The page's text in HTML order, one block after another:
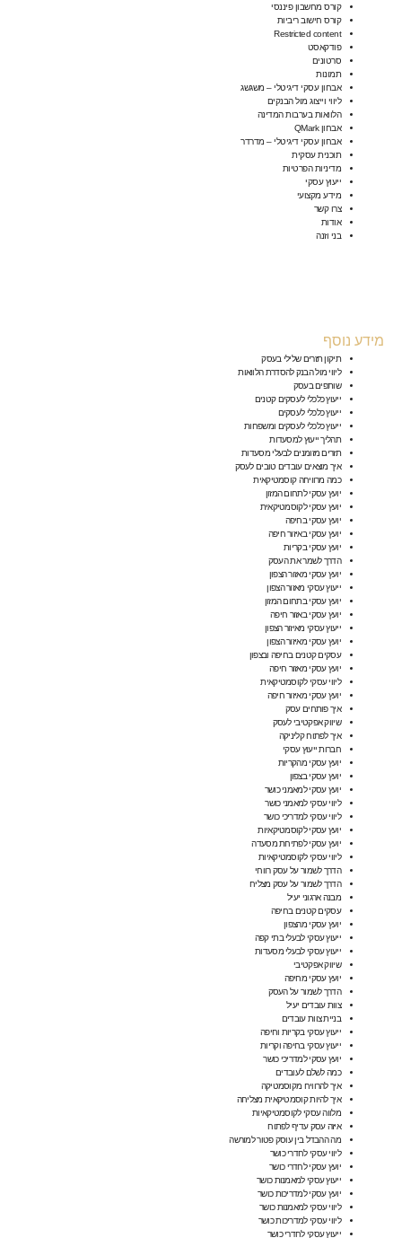
קורס מחשבון פיננסי
קורס חישוב ריביות
Restricted content
פודקאסט
סרטונים
תמונות
אבחון עסקי דיגיטלי – משגשג
ליווי וייצוג מול הבנקים
הלוואות בערבות המדינה
אבחון QMark
אבחון עסקי דיגיטלי – מדרדר
תוכנית עסקית
מדיניות הפרטיות
ייעוץ עסקי
מידע מקצועי
צרו קשר
אודות
בני וזנה
מידע נוסף
תיקון תזרים שלילי בעסק
ליווי מול הבנק להסדרת הלוואות
שותפים בעסק
ייעוץ כלכלי לעסקים קטנים
ייעוץ כלכלי לעסקים
ייעוץ כלכלי לעסקים ומשפחות
תהליך ייעוץ למסעדות
תזרים מזומנים לבעלי מסעדות
איך מוצאים עובדים טובים לעסק
כמה מרוויחה קוסמטיקאית
יועץ עסקי לתחום המזון
יועץ עסקי לקוסמטיקאית
יועץ עסקי בחיפה
יועץ עסקי באיזור חיפה
יועץ עסקי בקריות
הדרך לשמר את העסק
יועץ עסקי מאזור הצפון
ייעוץ עסקי מאזור הצפון
יועץ עסקי בתחום המזון
יועץ עסקי באזור חיפה
ייעוץ עסקי מאיזור הצפון
יועץ עסקי מאיזור הצפון
עסקים קטנים בחיפה ובצפון
יועץ עסקי מאזור חיפה
ליווי עסקי לקוסמטיקאית
יועץ עסקי מאיזור חיפה
איך פותחים עסק
שיווק אפקטיבי לעסק
איך לפתוח קליניקה
חברות ייעוץ עסקי
יועץ עסקי מהקריות
יועץ עסקי בצפון
יועץ עסקי למאמני כושר
ליווי עסקי למאמני כושר
ליווי עסקי למדריכי כושר
יועץ עסקי לקוסמטיקאיות
יועץ עסקי לפתיחת מסעדה
ליווי עסקי לקוסמטיקאיות
הדרך לשמור על עסק רווחי
הדרך לשמור על עסק מצליח
מבנה ארגוני יעיל
עסקים קטנים בחיפה
יועץ עסקי מהצפון
ייעוץ עסקי לבעלי בתי קפה
ייעוץ עסקי לבעלי מסעדות
שיווק אפקטיבי
יועץ עסקי מחיפה
הדרך לשמור על העסק
צוות עובדים יעיל
בניית צוות עובדים
ייעוץ עסקי בקריות וחיפה
ייעוץ עסקי בחיפה וקריות
יועץ עסקי למדריכי כושר
כמה לשלם לעובדים
איך להרוויח מקוסמטיקה
איך להיות קוסמטיקאית מצליחה
מלווה עסקי לקוסמטיקאיות
איזה עסק עדיף לפתוח
מה ההבדל בין עוסק פטור למורשה
ליווי עסקי לחדרי כושר
יועץ עסקי לחדרי כושר
ייעוץ עסקי למאמנות כושר
יועץ עסקי למדריכות כושר
ליווי עסקי למאמנות כושר
ליווי עסקי למדריכות כושר
ייעוץ עסקי לחדרי כושר